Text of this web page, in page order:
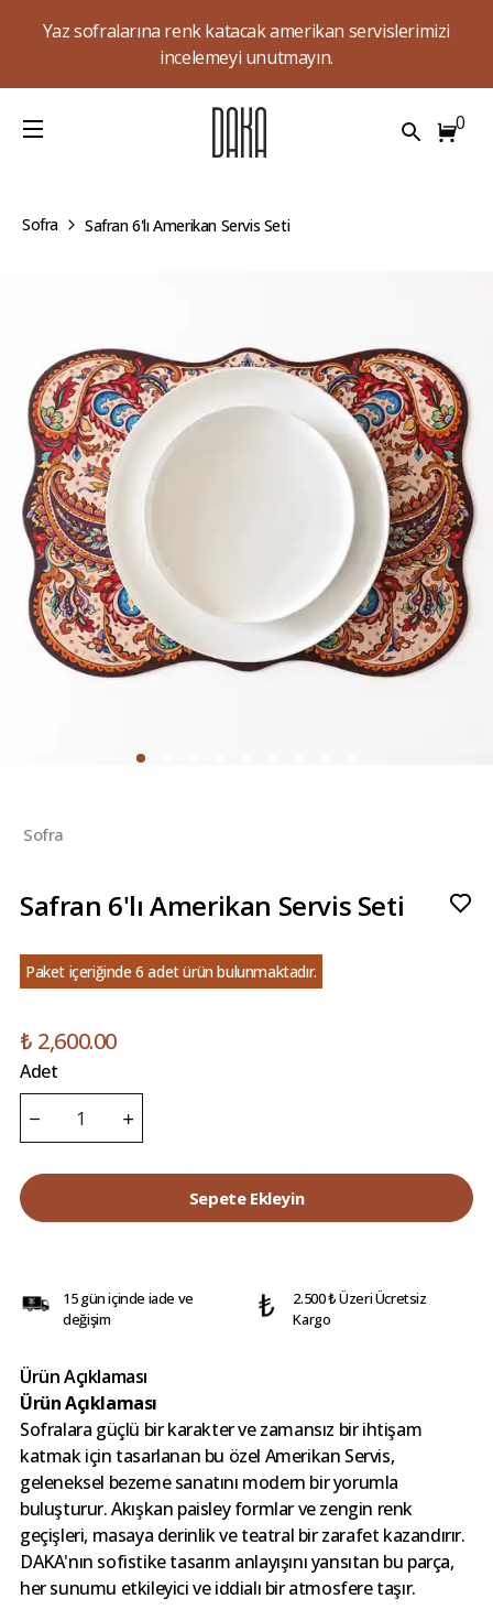
Yaz sofralarına renk katacak amerikan servislerimizi
incelemeyi unutmayın.
0
Sofra Safran 6'lı Amerikan Servis Seti
Sofra
Safran 6'lı Amerikan Servis Seti
Paket içeriğinde 6 adet ürün bulunmaktadır.
₺ 2,600.00
Adet
Sepete Ekleyin
15 gün içinde iade ve
değişim
2.500 ₺ Üzeri Ücretsiz
Kargo
Ürün Açıklaması
Ürün Açıklaması
Sofralara güçlü bir karakter ve zamansız bir ihtişam
katmak için tasarlanan bu özel Amerikan Servis,
geleneksel bezeme sanatını modern bir yorumla
buluşturur. Akışkan paisley formlar ve zengin renk
geçişleri, masaya derinlik ve teatral bir zarafet kazandırır.
DAKA'nın sofistike tasarım anlayışını yansıtan bu parça,
her sunumu etkileyici ve iddialı bir atmosfere taşır.